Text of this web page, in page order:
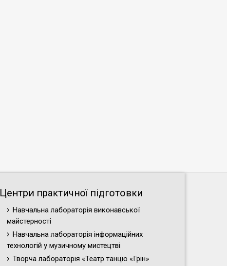
Центри практичної підготовки
Навчальна лабораторія виконавської
майстерності
Навчальна лабораторія інформаційних
технологій у музичному мистецтві
Творча лабораторія «Театр танцю «Грін»